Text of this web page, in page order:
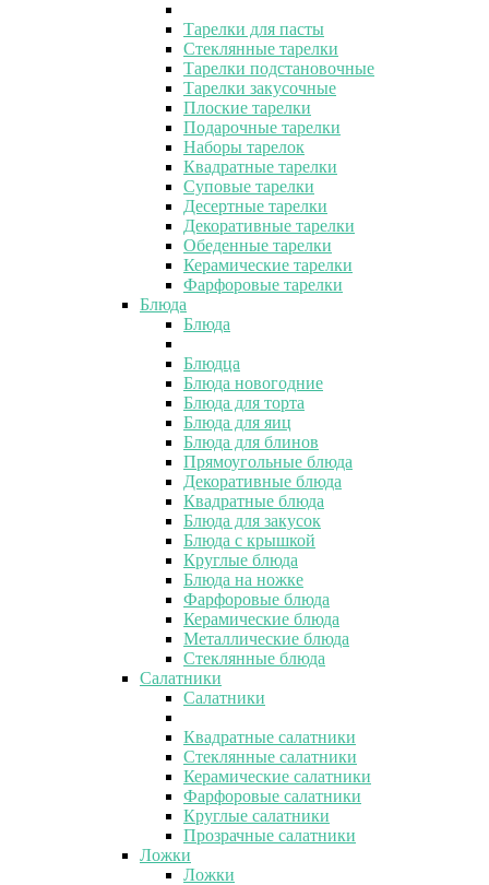
Тарелки для пасты
Стеклянные тарелки
Тарелки подстановочные
Тарелки закусочные
Плоские тарелки
Подарочные тарелки
Наборы тарелок
Квадратные тарелки
Суповые тарелки
Десертные тарелки
Декоративные тарелки
Обеденные тарелки
Керамические тарелки
Фарфоровые тарелки
Блюда
Блюда
Блюдца
Блюда новогодние
Блюда для торта
Блюда для яиц
Блюда для блинов
Прямоугольные блюда
Декоративные блюда
Квадратные блюда
Блюда для закусок
Блюда с крышкой
Круглые блюда
Блюда на ножке
Фарфоровые блюда
Керамические блюда
Металлические блюда
Стеклянные блюда
Салатники
Салатники
Квадратные салатники
Стеклянные салатники
Керамические салатники
Фарфоровые салатники
Круглые салатники
Прозрачные салатники
Ложки
Ложки